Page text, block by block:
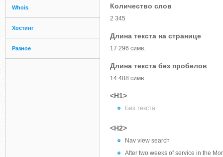
Whois
Хостинг
Разное
Количество слов
2 345
Длина текста на странице
17 296 симв.
Длина текста без пробелов
14 488 симв.
<H1>
Без текста
<H2>
Nav view search
After two weeks of service in the